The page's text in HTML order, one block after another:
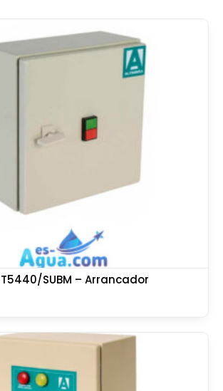
SUBM – Arrancador